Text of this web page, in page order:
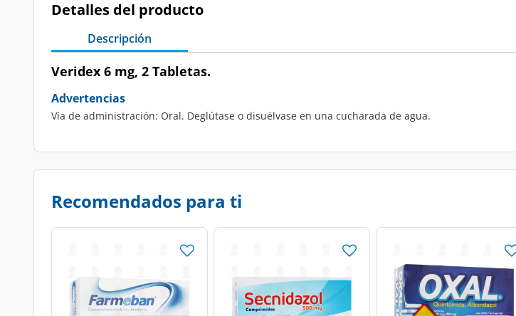
Detalles del producto
Descripción
Veridex 6 mg, 2 Tabletas.
Advertencias
Vía de administración: Oral. Deglútase o disuélvase en una cucharada de agua.
Recomendados para ti